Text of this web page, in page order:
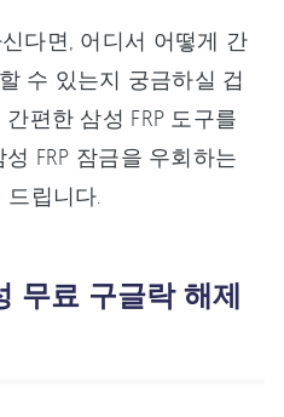
다면, 어디서 어떻게 간
수 있는지 궁금하실 겁
편한 삼성 FRP 도구를
FRP 잠금을 우회하는
립니다.
무료 구글락 해제